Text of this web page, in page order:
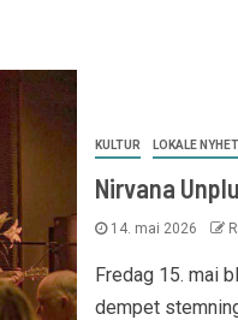
KULTUR LOKALE
Nirvana
14. mai 2026
Fredag 15. mai
dempet